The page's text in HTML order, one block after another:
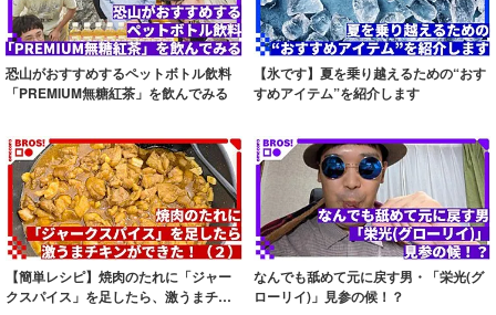
恐山がおすすめするペットボトル飲料
「PREMIUM無糖紅茶」を飲んでみる
【氷です】夏を乗り越えるための“おす
すめアイテム”を紹介します
【簡単レシピ】焼肉のたれに「ジャー
クスパイス」を足したら、激うまチキ
なんでも舐めて元に戻す男・「栄光(グ
ローリイ)」見参の候！？